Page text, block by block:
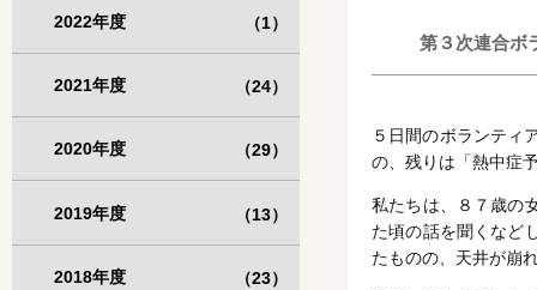
第３次連合ボ
５日間のボランティ
の、残りは「熱中症
私たちは、８７歳の
た頃の話を聞くなど
たものの、天井が崩
2022年度 （1）
2021年度 （24）
2020年度 （29）
2019年度 （13）
2018年度 （23）